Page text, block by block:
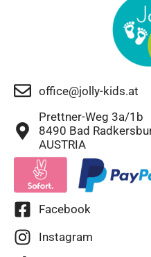
office@jolly-kids.at
Prettner-Weg 3a/1b
8490 Bad
AUSTRIA
Facebook
Instagram